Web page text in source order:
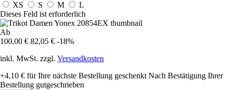
XS
S M
L
Dieses Feld ist erforderlich
Ab
100,00 € 82,05 € -18%
inkl. MwSt. zzgl. Versandkosten
+4,10 € für Ihre nächste Bestellung geschenkt Nach Bestätigung Ihrer
Bestellung gutgeschrieben